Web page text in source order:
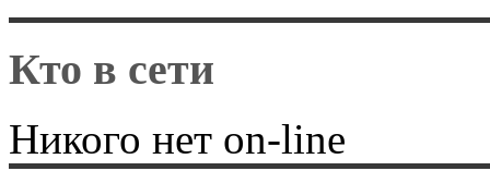
Кто в сети
Никого нет on-line